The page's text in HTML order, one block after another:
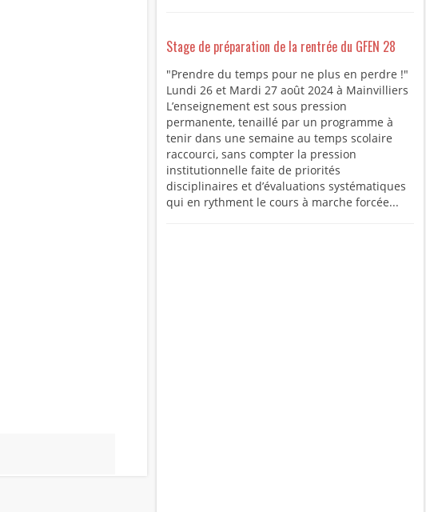
Stage de préparation de la rentrée du GFEN 28
"Prendre du temps pour ne plus en perdre !"
Lundi 26 et Mardi 27 août 2024 à Mainvilliers
L’enseignement est sous pression
permanente, tenaillé par un programme à
tenir dans une semaine au temps scolaire
raccourci, sans compter la pression
institutionnelle faite de priorités
disciplinaires et d’évaluations systématiques
qui en rythment le cours à marche forcée...